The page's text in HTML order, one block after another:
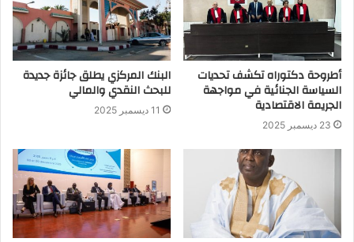
أطروحة دكتوراه تكشف تحديات
السياسة الجنائية في مواجهة
الجريمة الاقتصادية
23 ديسمبر 2025
البنك المركزي يطلق جائزة جديدة
للبحث النقدي والمالي
11 ديسمبر 2025